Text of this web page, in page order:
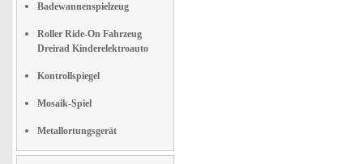
Badewannenspielzeug
Roller Ride-On Fahrzeug
Dreirad Kinderelektroauto
Kontrollspiegel
Mosaik-Spiel
Metallortungsgerät